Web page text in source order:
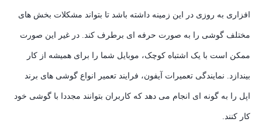
افزاری به روزی در این زمینه داشته باشد تا بتواند مشکلات بخش های
مختلف گوشی را به صورت حرفه ای برطرف کند. در غیر این صورت
ممکن است با یک اشتباه کوچک، موبایل شما را برای همیشه از کار
بیندازد. نمایندگی تعمیرات آیفون، فرایند تعمیر انواع گوشی های برند
اپل را به گونه ای انجام می دهد که کاربران بتوانند مجددا با گوشی خود
کار کنند.